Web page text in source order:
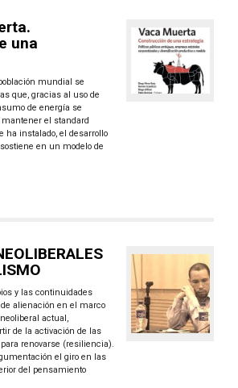
una
mundial se
que, gracias al uso de
de energía se
el standard
ha instalado, el desarrollo
en un modelo de
y las continuidades
alienación en el marco
actual,
de la activación de las
renovarse (resiliencia).
el giro en las
del pensamiento